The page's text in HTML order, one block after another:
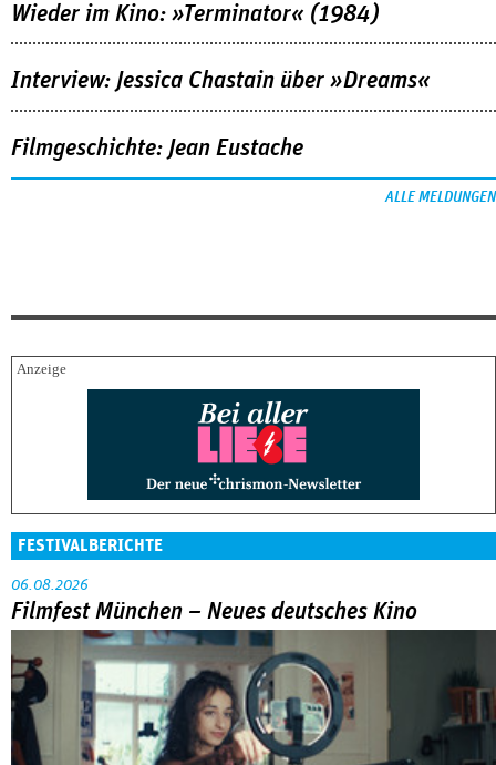
Wieder im Kino: »Terminator« (1984)
Interview: Jessica Chastain über »Dreams«
Filmgeschichte: Jean Eustache
ALLE MELDUNGEN
FESTIVALBERICHTE
06.08.2026
Filmfest München – Neues deutsches Kino